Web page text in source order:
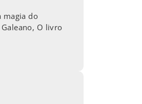
magia do
O livro